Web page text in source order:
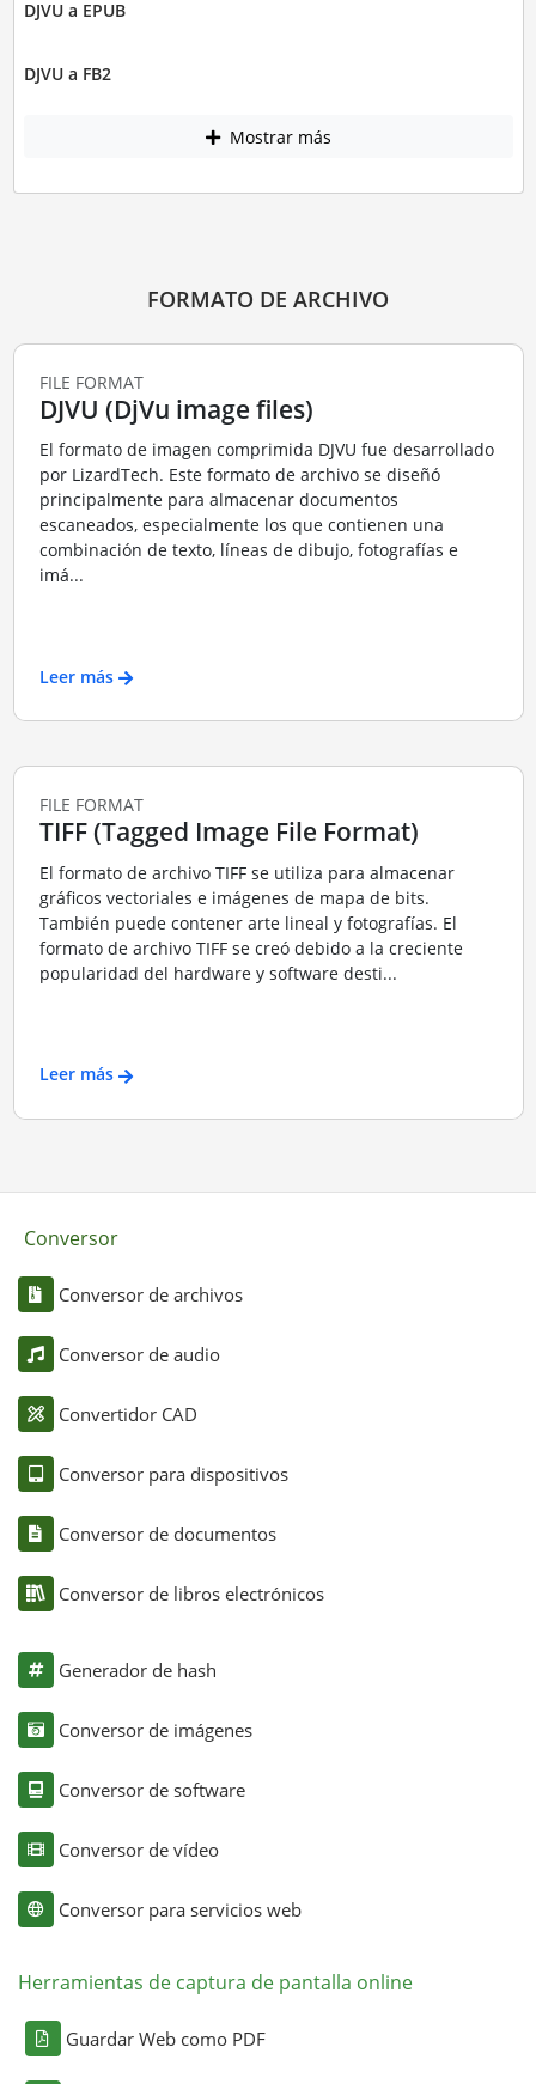
DJVU a EPUB
DJVU a FB2
Mostrar más
FORMATO DE ARCHIVO
FILE FORMAT
DJVU (DjVu image files)
El formato de imagen comprimida DJVU fue desarrollado
por LizardTech. Este formato de archivo se diseñó
principalmente para almacenar documentos
escaneados, especialmente los que contienen una
combinación de texto, líneas de dibujo, fotografías e
imá...
Leer más
FILE FORMAT
TIFF (Tagged Image File Format)
El formato de archivo TIFF se utiliza para almacenar
gráficos vectoriales e imágenes de mapa de bits.
También puede contener arte lineal y fotografías. El
formato de archivo TIFF se creó debido a la creciente
popularidad del hardware y software desti...
Leer más
Conversor
Conversor de archivos
Conversor de audio
Convertidor CAD
Conversor para dispositivos
Conversor de documentos
Conversor de libros electrónicos
Generador de hash
Conversor de imágenes
Conversor de software
Conversor de vídeo
Conversor para servicios web
Herramientas de captura de pantalla online
Guardar Web como PDF